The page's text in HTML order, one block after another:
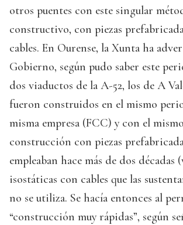
otros puentes con este singular
constructivo, con piezas
cables. En Ourense, la Xunta ha
Gobierno, según pudo saber este
dos viaductos de la A-52, los de A
fueron construidos en el mismo
misma empresa (FCC) y con el
construcción con piezas
empleaban hace más de dos décadas
isostáticas con cables que las
no se utiliza. Se hacía entonces al
“construcción muy rápidas”, según